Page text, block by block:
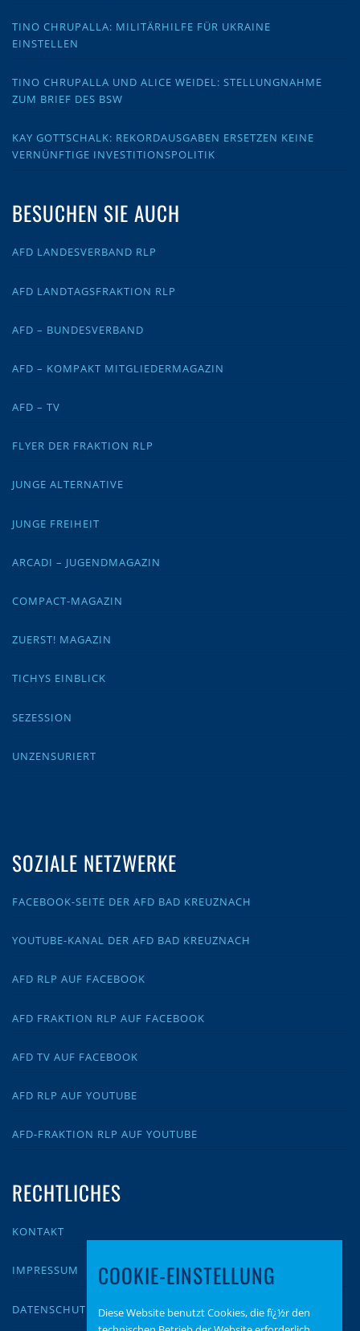
TINO CHRUPALLA: MILITÄRHILFE FÜR UKRAINE
EINSTELLEN
TINO CHRUPALLA UND ALICE WEIDEL: STELLUNGNAHME
ZUM BRIEF DES BSW
KAY GOTTSCHALK: REKORDAUSGABEN ERSETZEN KEINE
VERNÜNFTIGE INVESTITIONSPOLITIK
BESUCHEN SIE AUCH
AFD LANDESVERBAND RLP
AFD LANDTAGSFRAKTION RLP
AFD – BUNDESVERBAND
AFD – KOMPAKT MITGLIEDERMAGAZIN
AFD – TV
FLYER DER FRAKTION RLP
JUNGE ALTERNATIVE
JUNGE FREIHEIT
ARCADI – JUGENDMAGAZIN
COMPACT-MAGAZIN
ZUERST! MAGAZIN
TICHYS EINBLICK
SEZESSION
UNZENSURIERT
SOZIALE NETZWERKE
FACEBOOK-SEITE DER AFD BAD KREUZNACH
YOUTUBE-KANAL DER AFD BAD KREUZNACH
AFD RLP AUF FACEBOOK
AFD FRAKTION RLP AUF FACEBOOK
AFD TV AUF FACEBOOK
AFD RLP AUF YOUTUBE
AFD-FRAKTION RLP AUF YOUTUBE
RECHTLICHES
KONTAKT
IMPRESSUM
DATENSCHUTZ
COOKIE-EINSTELLUNG
Diese Website benutzt Cookies, die fï¿½r den